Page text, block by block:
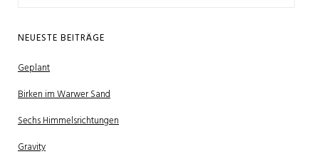
NEUESTE BEITRÄGE
Geplant
Birken im Warwer Sand
Sechs Himmelsrichtungen
Gravity